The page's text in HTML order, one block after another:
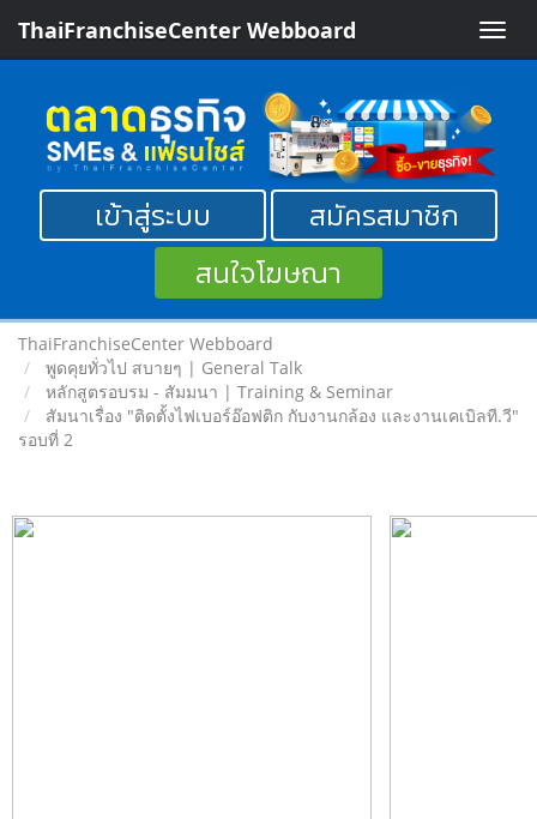
Toggle
ThaiFranchiseCenter Webboard
เข้าสู่ระบบ
สมัครสมาชิก
สนใจโฆษณา
ThaiFranchiseCenter Webboard
พูดคุยทั่วไป สบายๆ | General Talk
หลักสูตรอบรม - สัมมนา | Training & Seminar
สัมนาเรื่อง "ติดตั้งไฟเบอร์อ๊อฟติก กับงานกล้อง และงานเคเบิลที.วี"
รอบที่ 2